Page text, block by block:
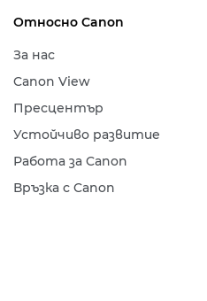
Относно Canon
За нас
Canon View
Пресцентър
Устойчиво развитие
Работа за Canon
Връзка с Canon